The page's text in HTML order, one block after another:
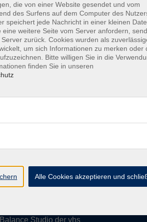
AGB Datenschutzerklärung
Tel. 0961 48178-0
Fax 0961 48178-55
Balance Studio der vhs
die von einer Website gesendet und vom
des Surfens auf dem Computer des
speichert jede Nachricht in einer kleinen
weitere Seite vom Server anfordern,
zurück. Cookies wurden als
um sich Informationen zu merken oder
Bitte willigen Sie in die
finden Sie in unseren
Alle Cookies akzeptieren und